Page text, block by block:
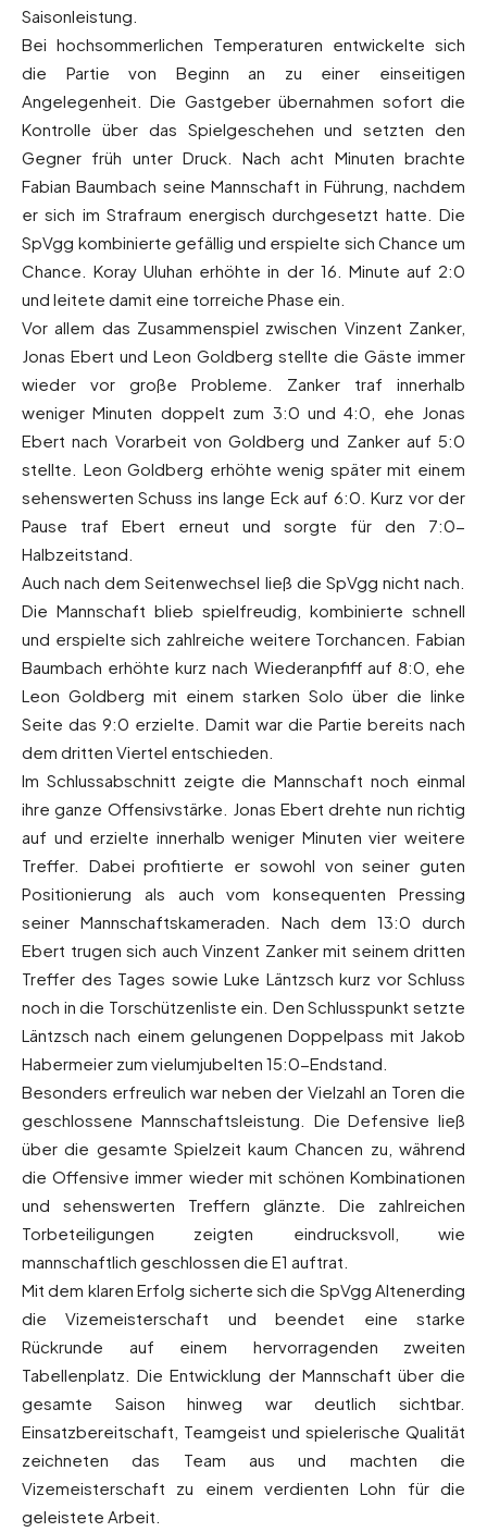
Saisonleistung.
Bei hochsommerlichen Temperaturen entwickelte sich
die Partie von Beginn an zu einer einseitigen
Angelegenheit. Die Gastgeber übernahmen sofort die
Kontrolle über das Spielgeschehen und setzten den
Gegner früh unter Druck. Nach acht Minuten brachte
Fabian Baumbach seine Mannschaft in Führung, nachdem
er sich im Strafraum energisch durchgesetzt hatte. Die
SpVgg kombinierte gefällig und erspielte sich Chance um
Chance. Koray Uluhan erhöhte in der 16. Minute auf 2:0
und leitete damit eine torreiche Phase ein.
Vor allem das Zusammenspiel zwischen Vinzent Zanker,
Jonas Ebert und Leon Goldberg stellte die Gäste immer
wieder vor große Probleme. Zanker traf innerhalb
weniger Minuten doppelt zum 3:0 und 4:0, ehe Jonas
Ebert nach Vorarbeit von Goldberg und Zanker auf 5:0
stellte. Leon Goldberg erhöhte wenig später mit einem
sehenswerten Schuss ins lange Eck auf 6:0. Kurz vor der
Pause traf Ebert erneut und sorgte für den 7:0-
Halbzeitstand.
Auch nach dem Seitenwechsel ließ die SpVgg nicht nach.
Die Mannschaft blieb spielfreudig, kombinierte schnell
und erspielte sich zahlreiche weitere Torchancen. Fabian
Baumbach erhöhte kurz nach Wiederanpfiff auf 8:0, ehe
Leon Goldberg mit einem starken Solo über die linke
Seite das 9:0 erzielte. Damit war die Partie bereits nach
dem dritten Viertel entschieden.
Im Schlussabschnitt zeigte die Mannschaft noch einmal
ihre ganze Offensivstärke. Jonas Ebert drehte nun richtig
auf und erzielte innerhalb weniger Minuten vier weitere
Treffer. Dabei profitierte er sowohl von seiner guten
Positionierung als auch vom konsequenten Pressing
seiner Mannschaftskameraden. Nach dem 13:0 durch
Ebert trugen sich auch Vinzent Zanker mit seinem dritten
Treffer des Tages sowie Luke Läntzsch kurz vor Schluss
noch in die Torschützenliste ein. Den Schlusspunkt setzte
Läntzsch nach einem gelungenen Doppelpass mit Jakob
Habermeier zum vielumjubelten 15:0-Endstand.
Besonders erfreulich war neben der Vielzahl an Toren die
geschlossene Mannschaftsleistung. Die Defensive ließ
über die gesamte Spielzeit kaum Chancen zu, während
die Offensive immer wieder mit schönen Kombinationen
und sehenswerten Treffern glänzte. Die zahlreichen
Torbeteiligungen zeigten eindrucksvoll, wie
mannschaftlich geschlossen die E1 auftrat.
Mit dem klaren Erfolg sicherte sich die SpVgg Altenerding
die Vizemeisterschaft und beendet eine starke
Rückrunde auf einem hervorragenden zweiten
Tabellenplatz. Die Entwicklung der Mannschaft über die
gesamte Saison hinweg war deutlich sichtbar.
Einsatzbereitschaft, Teamgeist und spielerische Qualität
zeichneten das Team aus und machten die
Vizemeisterschaft zu einem verdienten Lohn für die
geleistete Arbeit.